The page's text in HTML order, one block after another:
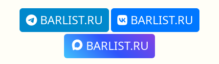
BARLIST.RU
BARLIST.RU
BARLIST.RU